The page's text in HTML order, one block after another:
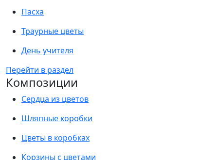
Пасха
Траурные цветы
День учителя
Перейти в раздел
Композиции
Сердца из цветов
Шляпные коробки
Цветы в коробках
Корзины с цветами